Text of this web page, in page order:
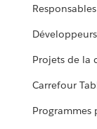
Projets de la
Carrefour
Programmes